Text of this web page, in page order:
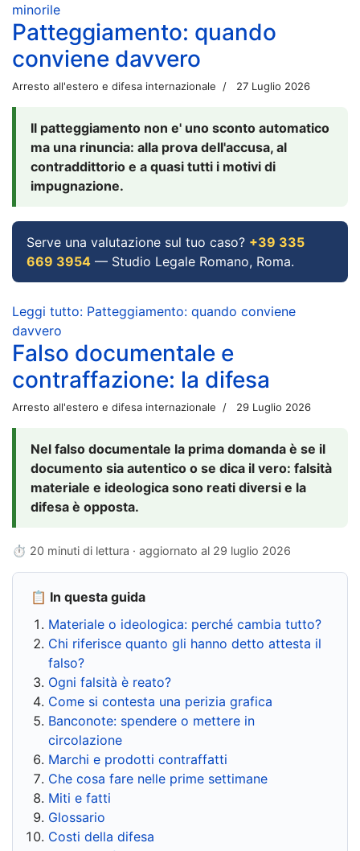
minorile
Patteggiamento: quando
conviene davvero
Arresto all'estero e difesa internazionale 27 Luglio 2026
Il patteggiamento non e' uno sconto automatico
ma una rinuncia: alla prova dell'accusa, al
contraddittorio e a quasi tutti i motivi di
impugnazione.
Serve una valutazione sul tuo caso? +39 335
669 3954 — Studio Legale Romano, Roma.
Leggi tutto: Patteggiamento: quando conviene
davvero
Falso documentale e
contraffazione: la difesa
Arresto all'estero e difesa internazionale 29 Luglio 2026
Nel falso documentale la prima domanda è se il
documento sia autentico o se dica il vero: falsità
materiale e ideologica sono reati diversi e la
difesa è opposta.
⏱ 20 minuti di lettura · aggiornato al 29 luglio 2026
📋 In questa guida
Materiale o ideologica: perché cambia tutto?
Chi riferisce quanto gli hanno detto attesta il
falso?
Ogni falsità è reato?
Come si contesta una perizia grafica
Banconote: spendere o mettere in
circolazione
Marchi e prodotti contraffatti
Che cosa fare nelle prime settimane
Miti e fatti
Glossario
Costi della difesa